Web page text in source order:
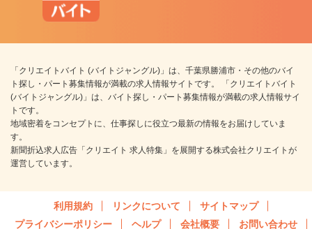
「クリエイトバイト (バイトジャングル)」は、千葉県勝浦市・その他のバイ
ト探し・パート募集情報が満載の求人情報サイトです。 「クリエイトバイト
(バイトジャングル)」は、バイト探し・パート募集情報が満載の求人情報サイ
トです。
地域密着をコンセプトに、仕事探しに役立つ最新の情報をお届けしていま
す。
新聞折込求人広告「クリエイト 求人特集」を展開する株式会社クリエイトが
運営しています。
利用規約 リンクについて
サイトマップ
プライバシーポリシー
ヘルプ 会社概要 お問い合わせ